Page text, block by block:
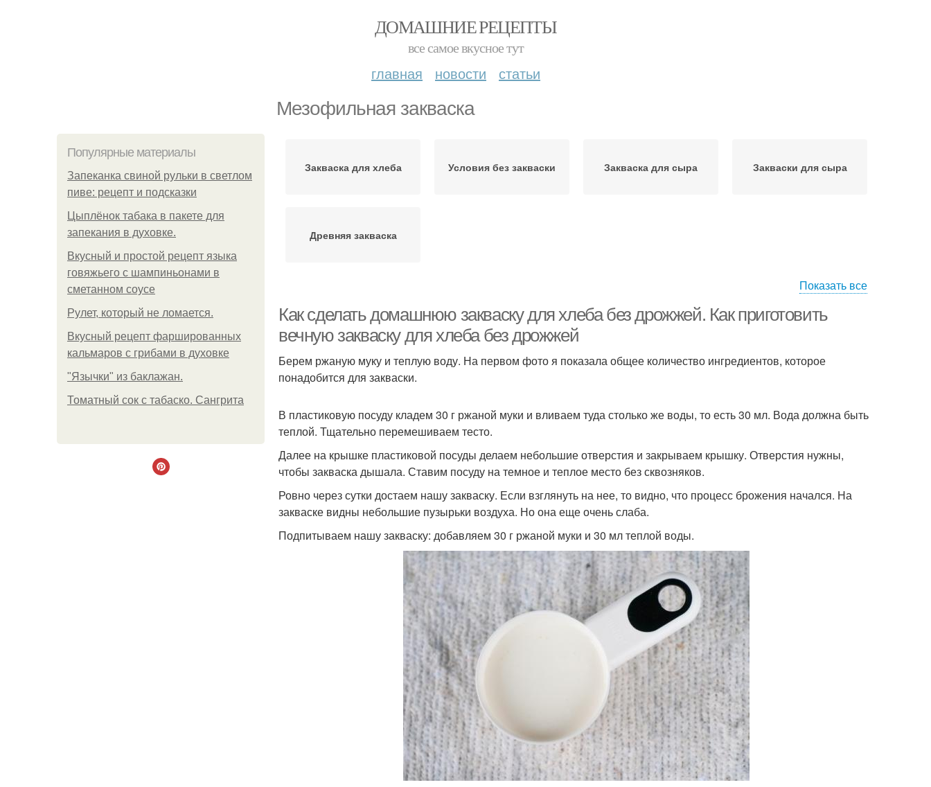
ДОМАШНИЕ РЕЦЕПТЫ
все самое вкусное тут
главная новости статьи
Мезофильная закваска
Популярные материалы
Запеканка свиной рульки в светлом
пиве: рецепт и подсказки
Цыплёнок табака в пакете для
запекания в духовке.
Вкусный и простой рецепт языка
говяжьего с шампиньонами в
сметанном соусе
Рулет, который не ломается.
Вкусный рецепт фаршированных
кальмаров с грибами в духовке
"Язычки" из баклажан.
Томатный сок с табаско. Сангрита
Закваска для хлеба Условия без закваски Закваска для сыра Закваски для сыра
Древняя закваска
Показать все
Как сделать домашнюю закваску для хлеба без дрожжей. Как приготовить
вечную закваску для хлеба без дрожжей
Берем ржаную муку и теплую воду. На первом фото я показала общее количество ингредиентов, которое
понадобится для закваски.
В пластиковую посуду кладем 30 г ржаной муки и вливаем туда столько же воды, то есть 30 мл. Вода должна быть
теплой. Тщательно перемешиваем тесто.
Далее на крышке пластиковой посуды делаем небольшие отверстия и закрываем крышку. Отверстия нужны,
чтобы закваска дышала. Ставим посуду на темное и теплое место без сквозняков.
Ровно через сутки достаем нашу закваску. Если взглянуть на нее, то видно, что процесс брожения начался. На
закваске видны небольшие пузырьки воздуха. Но она еще очень слаба.
Подпитываем нашу закваску: добавляем 30 г ржаной муки и 30 мл теплой воды.